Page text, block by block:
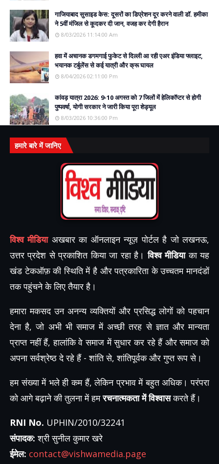
गाजियाबाद सुसाइड केस: दूसरों का डिप्रेशन दूर करने वाली डॉ. हमीका
ने 5वीं मंजिल से कूदकर दी जान, वजह कर देगी हैरान
8/03/2026 11:14:00 Am
हवा में अचानक डगमगाई फुकेट से दिल्ली आ रही एअर इंडिया फ्लाइट,
भयानक टर्बुलेंस से कई यात्री और क्रू घायल
8/04/2026 02:11:00 Pm
कांवड़ यात्रा 2026: 9-10 अगस्त को 7 जिलों में हेलिकॉप्टर से होगी
पुष्पवर्षा, योगी सरकार ने जारी किया पूरा शेड्यूल
8/03/2026 10:36:00 Pm
हमारे बारे में जानिए
विश्व मीडियाअखबार का ऑनलाइन न्यूज़ पोर्टल है जो लखनऊ,
उत्तर प्रदेश से प्रकाशित किया जा रहा है।विश्व मीडियाका यह
खंड टेकऑफ़ की स्थिति में है और पत्रकारिता के उच्चतम मानदंडों
तक पहुंचने के लिए तैयार है।
हमारा मकसद उन अनन्य व्यक्तियों और प्रसिद्ध लोगों को पहचान
देना है, जो अभी भी समाज में अच्छी तरह से ज्ञात और मान्यता
प्राप्त नहीं हैं, हालांकि वे समाज में सुधार कर रहे हैं और समाज को
अपना सर्वश्रेष्ठ दे रहे हैं - शांति से, शांतिपूर्वक और गुप्त रूप से।
हम संख्या में भले ही कम हैं, लेकिन प्रभाव में बहुत अधिक। परंपरा
को आगे बढ़ाने की तुलना में हमरचनात्मकता में विश्वासकरते हैं।
RNI No. UPHIN/2010/32241
संपादक: श्री सुनील कुमार खरे
ईमेल: contact@vishwamedia.page